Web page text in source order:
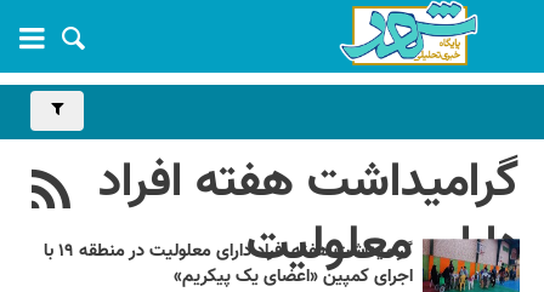
گرامیداشت هفته افراد
دارای معلولیت
گرامیداشت هفته افراد دارای معلولیت در منطقه ۱۹ با
اجرای کمپین «اعضای یک پیکریم»